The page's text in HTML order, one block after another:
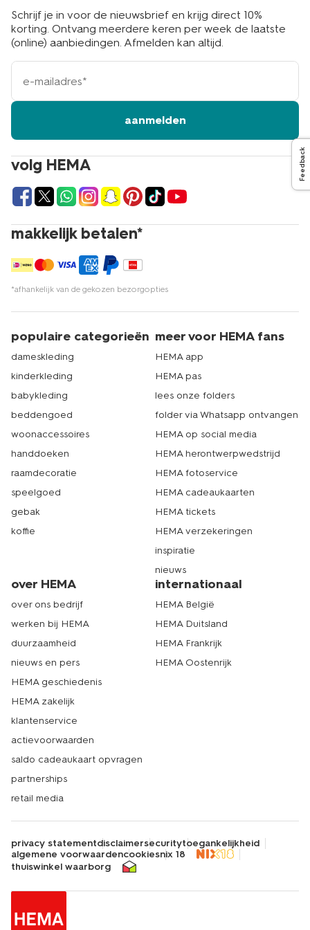
volg HEMA
makkelijk betalen*
*afhankelijk van de gekozen bezorgopties
Schrijf je in voor de nieuwsbrief en krijg direct 10%
korting. Ontvang meerdere keren per week de laatste
(online) aanbiedingen. Afmelden kan altijd.
e-
mailadres
aanmelden
populaire categorieën
dameskleding
kinderkleding
babykleding
beddengoed
woonaccessoires
handdoeken
raamdecoratie
speelgoed
gebak
koffie
meer voor HEMA fans
HEMA app
HEMA pas
lees onze folders
folder via Whatsapp ontvangen
HEMA op social media
HEMA herontwerpwedstrijd
HEMA fotoservice
HEMA cadeaukaarten
HEMA tickets
HEMA verzekeringen
inspiratie
nieuws
over HEMA
over ons bedrijf
werken bij HEMA
duurzaamheid
nieuws en pers
HEMA geschiedenis
HEMA zakelijk
klantenservice
actievoorwaarden
saldo cadeaukaart opvragen
partnerships
retail media
internationaal
HEMA België
HEMA Duitsland
HEMA Frankrijk
HEMA Oostenrijk
privacy statementdisclaimersecuritytoegankelijkheid
algemene voorwaardencookiesnix 18
thuiswinkel waarborg
Feedback